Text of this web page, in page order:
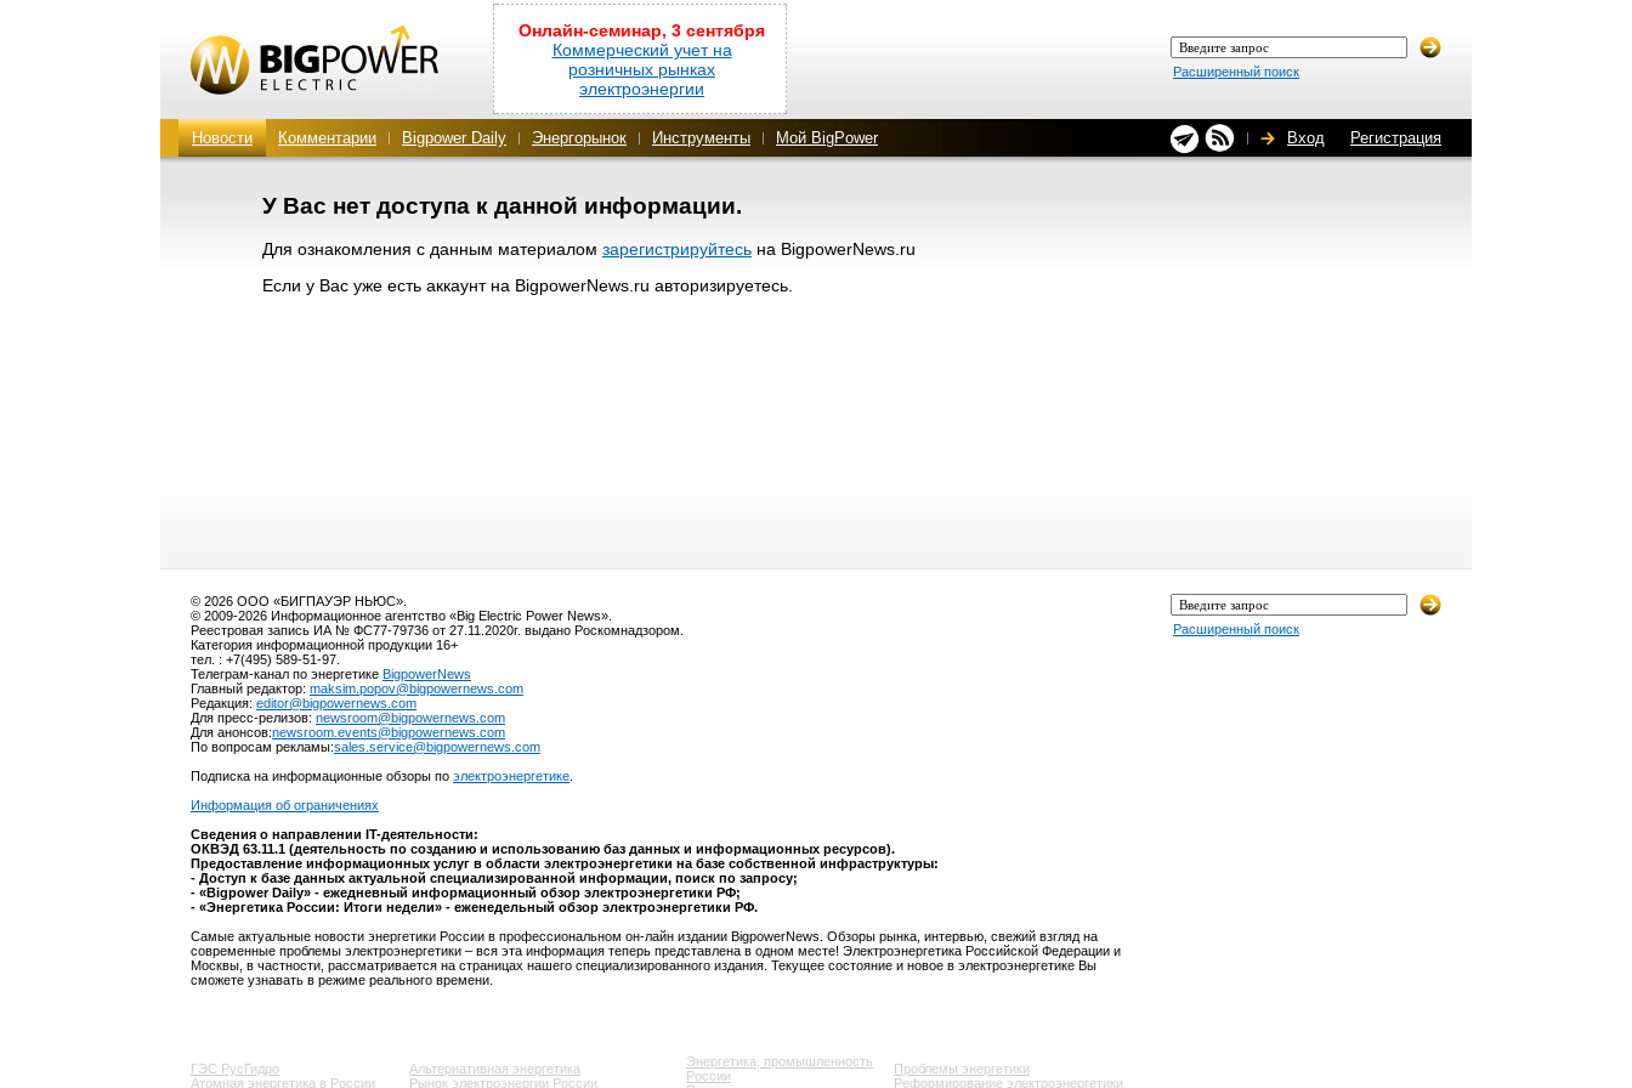
Онлайн-семинар, 3 сентября
Коммерческий учет на
розничных рынках
электроэнергии
Расширенный поиск
Новости Комментарии Bigpower Daily Энергорынок Инструменты Мой BigPower Вход Регистрация
У Вас нет доступа к данной информации.
Для ознакомления с данным материалом зарегистрируйтесь на BigpowerNews.ru
Если у Вас уже есть аккаунт на BigpowerNews.ru авторизируетесь.
© 2026 ООО «БИГПАУЭР НЬЮС».
© 2009-2026 Информационное агентство «Big Electric Power News».
Реестровая запись ИА № ФС77-79736 от 27.11.2020г. выдано Роскомнадзором.
Категория информационной продукции 16+
тел. : +7(495) 589-51-97.
Телеграм-канал по энергетике BigpowerNews
Главный редактор: maksim.popov@bigpowernews.com
Редакция: editor@bigpowernews.com
Для пресс-релизов: newsroom@bigpowernews.com
Для анонсов:newsroom.events@bigpowernews.com
По вопросам рекламы:sales.service@bigpowernews.com
Подписка на информационные обзоры по электроэнергетике
Информация об ограничениях
Сведения о направлении IT-деятельности:
ОКВЭД 63.11.1 (деятельность по созданию и использованию баз данных и информационных ресурсов).
Предоставление информационных услуг в области электроэнергетики на базе собственной инфраструктуры:
- Доступ к базе данных актуальной специализированной информации, поиск по запросу;
- «Bigpower Daily» - ежедневный информационный обзор электроэнергетики РФ;
- «Энергетика России: Итоги недели» - еженедельный обзор электроэнергетики РФ.
Самые актуальные новости энергетики России в профессиональном он-лайн издании BigpowerNews. Обзоры рынка, интервью, свежий взгляд на
современные проблемы электроэнергетики – вся эта информация теперь представлена в одном месте! Электроэнергетика Российской Федерации и
Москвы, в частности, рассматривается на страницах нашего специализированного издания. Текущее состояние и новое в электроэнергетике Вы
сможете узнавать в режиме реального времени.
ГЭС РусГидро
Атомная энергетика в России
Альтернативная энергетика
Рынок электроэнергии России
Энергетика, промышленность
России
Проблемы энергетики
Реформирование электроэнергетики
Расширенный поиск